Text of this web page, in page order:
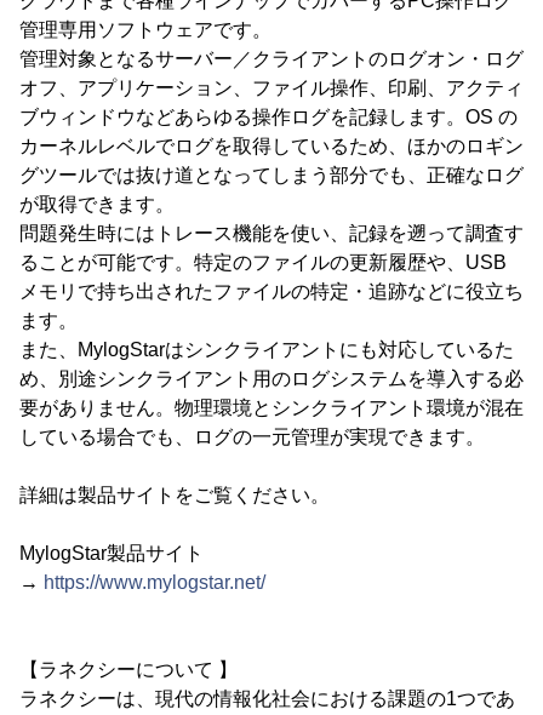
管理専用ソフトウェアです。
管理対象となるサーバー／クライアントのログオン・ログ
オフ、アプリケーション、ファイル操作、印刷、アクティ
ブウィンドウなどあらゆる操作ログを記録します。OS の
カーネルレベルでログを取得しているため、ほかのロギン
グツールでは抜け道となってしまう部分でも、正確なログ
が取得できます。
問題発生時にはトレース機能を使い、記録を遡って調査す
ることが可能です。特定のファイルの更新履歴や、USB
メモリで持ち出されたファイルの特定・追跡などに役立ち
ます。
また、MylogStarはシンクライアントにも対応しているた
め、別途シンクライアント用のログシステムを導入する必
要がありません。物理環境とシンクライアント環境が混在
している場合でも、ログの一元管理が実現できます。
詳細は製品サイトをご覧ください。
MylogStar製品サイト
→ https://www.mylogstar.net/
【ラネクシーについて 】
ラネクシーは、現代の情報化社会における課題の1つであ